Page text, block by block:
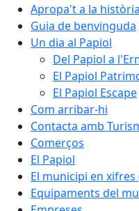
Apropa't a la
Guia de benvinguda
Un dia al Papiol
Del Papiol a
El Papiol
El Papiol Escape
Com arribar-hi
Contacta amb
Comerços
El Papiol
El municipi en xifres
Equipaments del